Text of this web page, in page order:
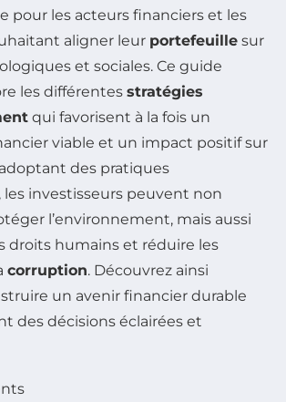
pour les acteurs financiers et les
aligner leur portefeuille sur
et sociales. Ce guide
les différentes stratégies
qui favorisent à la fois un
viable et un impact positif sur
des pratiques
, les investisseurs peuvent non
l’environnement, mais aussi
droits humains et réduire les
corruption. Découvrez ainsi
un avenir financier durable
des décisions éclairées et